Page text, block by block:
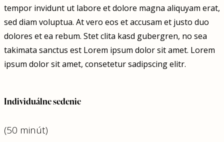
tempor invidunt ut labore et dolore magna aliquyam erat,
sed diam voluptua. At vero eos et accusam et justo duo
dolores et ea rebum. Stet clita kasd gubergren, no sea
takimata sanctus est Lorem ipsum dolor sit amet. Lorem
ipsum dolor sit amet, consetetur sadipscing elitr.
Individuálne sedenie
(50 minút)